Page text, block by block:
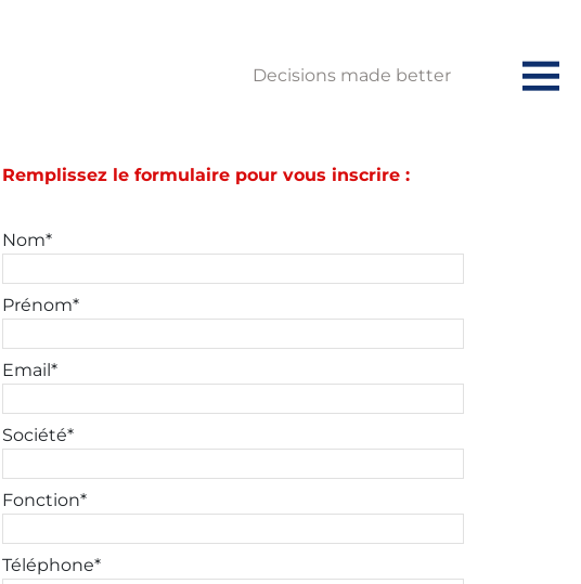
Decisions made better
Remplissez le formulaire pour vous inscrire :
Nom*
Prénom*
Email*
Société*
Fonction*
Téléphone*